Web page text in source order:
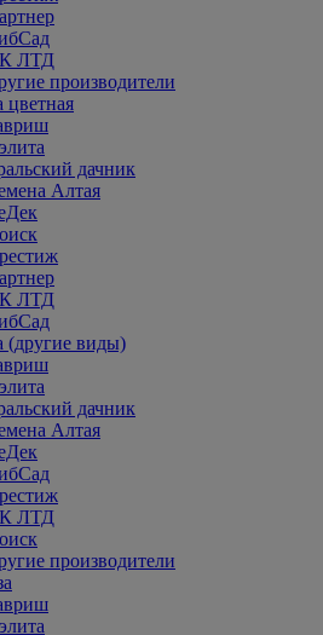
ЛТД
производители
цветная
дачник
Алтая
ЛТД
(другие виды)
дачник
Алтая
ЛТД
производители